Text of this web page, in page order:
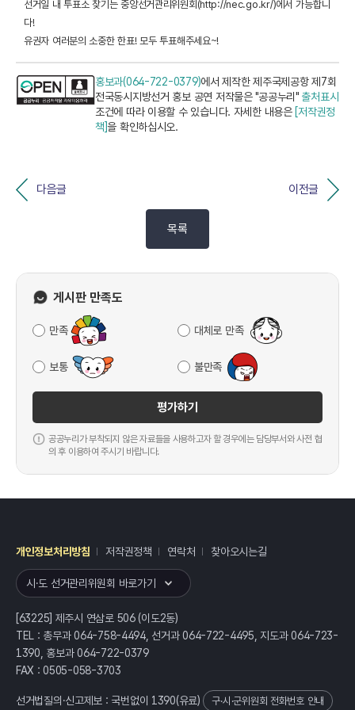
선거일 내 투표소 찾기는 중앙선거관리위원회(http://nec.go.kr/)에서 가능합니
다!
유권자 여러분의 소중한 한표! 모두 투표해주세요~!
홍보과(064-722-0379)에서 제작한 제주국제공항 제7회
전국동시지방선거 홍보 공연 저작물은 "공공누리" 출처표시
조건에 따라 이용할 수 있습니다. 자세한 내용은 [저작권정
책]을 확인하십시오.
다음글 이전글
목록
게시판 만족도
만족 대체로 만족
보통 불만족
평가하기
공공누리가 부착되지 않은 자료들을 사용하고자 할 경우에는 담당부서와 사전 협
의 후 이용하여 주시기 바랍니다.
개인정보처리방침 저작권정책 연락처 찾아오시는길
시·도 선거관리위원회 바로가기
[63225] 제주시 연삼로 506 (이도2동)
TEL : 총무과 064-758-4494, 선거과 064-722-4495, 지도과 064-723-
1390, 홍보과 064-722-0379
FAX : 0505-058-3703
선거법질의·신고제보 : 국번없이 1390(유료) 구·시·군위원회 전화번호 안내